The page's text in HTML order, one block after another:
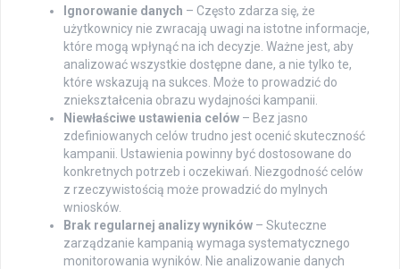
Ignorowanie danych – Często zdarza się, że
użytkownicy nie zwracają uwagi na istotne informacje,
które mogą wpłynąć na ich decyzje. Ważne jest, aby
analizować wszystkie dostępne dane, a nie tylko te,
które wskazują na sukces. Może to prowadzić do
zniekształcenia obrazu wydajności kampanii.
Niewłaściwe ustawienia celów – Bez jasno
zdefiniowanych celów trudno jest ocenić skuteczność
kampanii. Ustawienia powinny być dostosowane do
konkretnych potrzeb i oczekiwań. Niezgodność celów
z rzeczywistością może prowadzić do mylnych
wniosków.
Brak regularnej analizy wyników – Skuteczne
zarządzanie kampanią wymaga systematycznego
monitorowania wyników. Nie analizowanie danych